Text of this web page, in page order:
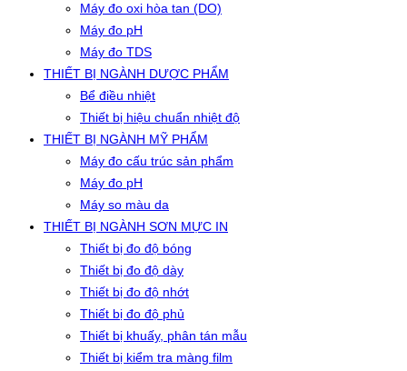
Máy đo oxi hòa tan (DO)
Máy đo pH
Máy đo TDS
THIẾT BỊ NGÀNH DƯỢC PHẨM
Bể điều nhiệt
Thiết bị hiệu chuẩn nhiệt độ
THIẾT BỊ NGÀNH MỸ PHẨM
Máy đo cấu trúc sản phẩm
Máy đo pH
Máy so màu da
THIẾT BỊ NGÀNH SƠN MỰC IN
Thiết bị đo độ bóng
Thiết bị đo độ dày
Thiết bị đo độ nhớt
Thiết bị đo độ phủ
Thiết bị khuấy, phân tán mẫu
Thiết bị kiểm tra màng film